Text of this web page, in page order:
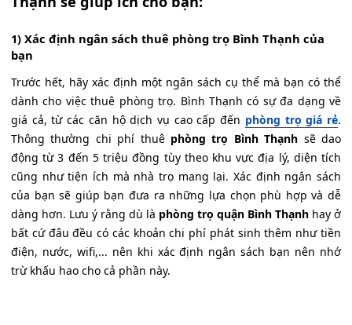
1) Xác định ngân sách thuê phòng trọ Bình Thạnh của
bạn
Trước hết, hãy xác định một ngân sách cụ thể mà bạn có thể
dành cho việc thuê phòng trọ. Bình Thạnh có sự đa dạng về
giá cả, từ các căn hộ dịch vụ cao cấp đến phòng trọ giá rẻ.
Thông thường chi phí thuê phòng trọ Bình Thạnh sẽ dao
động từ 3 đến 5 triệu đồng tùy theo khu vực địa lý, diện tích
cũng như tiện ích mà nhà trọ mang lại. Xác định ngân sách
của bạn sẽ giúp bạn đưa ra những lựa chọn phù hợp và dễ
dàng hơn. Lưu ý rằng dù là phòng trọ quận Bình Thạnh hay ở
bất cứ đâu đều có các khoản chi phí phát sinh thêm như tiền
điện, nước, wifi,... nên khi xác định ngân sách bạn nên nhớ
trừ khấu hao cho cả phần này.